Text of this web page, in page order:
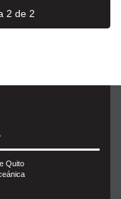
2 de 2
Quito